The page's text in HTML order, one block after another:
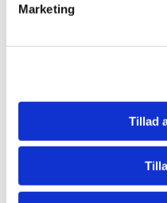
Marketing
Tillad
leveret 5 dyr i 5 skud og
for afskydning af flere rådyr
skudhold.
I dagens sidste par såter
løbende vildt, så paraden
Efter en dejlig dag i skoven,
jagtstuen, ærterne var gode